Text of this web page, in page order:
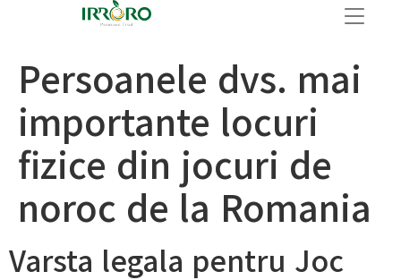
Persoanele dvs. mai
importante locuri
fizice din jocuri de
noroc de la Romania
Varsta legala pentru Joc